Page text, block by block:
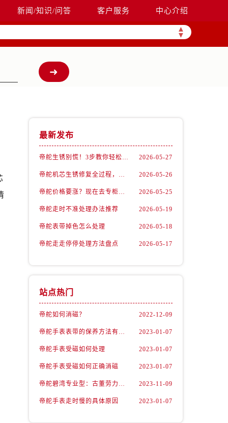
新闻/知识/问答 客户服务 中心介绍
▲
▼
最新发布
帝舵生锈别慌！3步教你轻松拯救爱表 2026-05-27
帝舵机芯生锈修复全过程，看完我惊呆了！ 2026-05-26
帝舵价格要涨？现在去专柜还能抄底这些款 2026-05-25
帝舵走时不准处理办法推荐 2026-05-19
帝舵表带掉色怎么处理 2026-05-18
帝舵走走停停处理方法盘点 2026-05-17
站点热门
帝舵如何消磁？ 2022-12-09
帝舵手表表带的保养方法有哪些？ 2023-01-07
帝舵手表受磁如何处理 2023-01-07
帝舵手表受磁如何正确消磁 2023-01-07
帝舵碧湾专业型：古董劳力士的“转世重生” 2023-11-09
帝舵手表走时慢的具体原因 2023-01-07